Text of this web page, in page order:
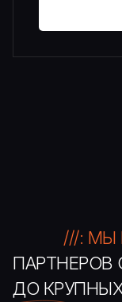
///:
ПАРТНЕРОВ
ДО